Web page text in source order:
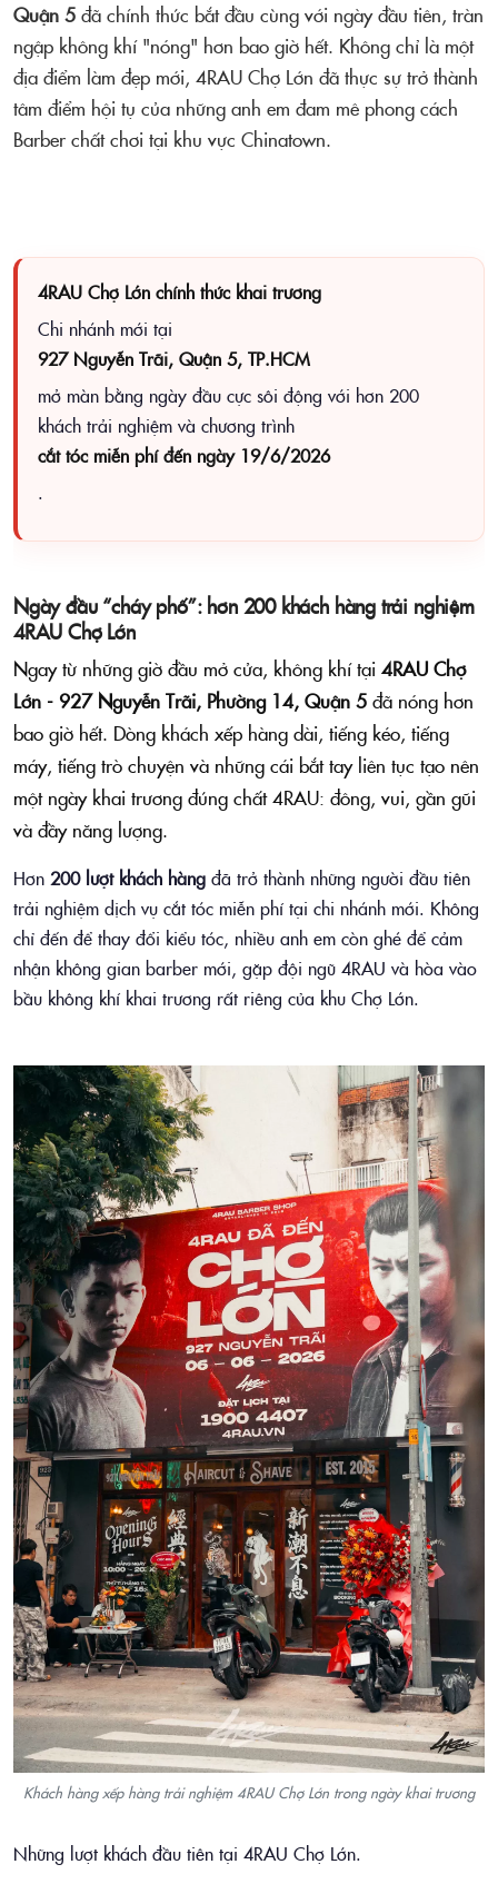
Quận 5 đã chính thức bắt đầu cùng với ngày đầu tiên, tràn
ngập không khí "nóng" hơn bao giờ hết. Không chỉ là một
địa điểm làm đẹp mới, 4RAU Chợ Lớn đã thực sự trở thành
tâm điểm hội tụ của những anh em đam mê phong cách
Barber chất chơi tại khu vực Chinatown.
4RAU Chợ Lớn chính thức khai trương
Chi nhánh mới tại
927 Nguyễn Trãi, Quận 5, TP.HCM
mở màn bằng ngày đầu cực sôi động với hơn 200
khách trải nghiệm và chương trình
cắt tóc miễn phí đến ngày 19/6/2026
.
Ngày đầu “cháy phố”: hơn 200 khách hàng trải nghiệm
4RAU Chợ Lớn
Ngay từ những giờ đầu mở cửa, không khí tại 4RAU Chợ
Lớn - 927 Nguyễn Trãi, Phường 14, Quận 5 đã nóng hơn
bao giờ hết. Dòng khách xếp hàng dài, tiếng kéo, tiếng
máy, tiếng trò chuyện và những cái bắt tay liên tục tạo nên
một ngày khai trương đúng chất 4RAU: đông, vui, gần gũi
và đầy năng lượng.
Hơn 200 lượt khách hàng đã trở thành những người đầu tiên
trải nghiệm dịch vụ cắt tóc miễn phí tại chi nhánh mới. Không
chỉ đến để thay đổi kiểu tóc, nhiều anh em còn ghé để cảm
nhận không gian barber mới, gặp đội ngũ 4RAU và hòa vào
bầu không khí khai trương rất riêng của khu Chợ Lớn.
Khách hàng xếp hàng trải nghiệm 4RAU Chợ Lớn trong ngày khai trương
Những lượt khách đầu tiên tại 4RAU Chợ Lớn.